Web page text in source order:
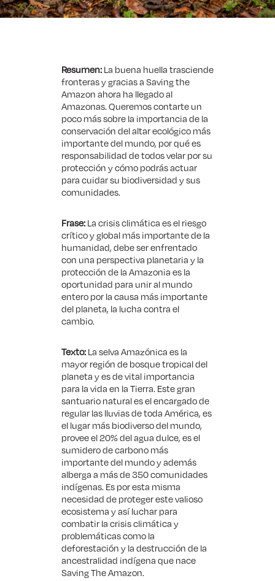
Resumen:La buena huella trasciende
fronteras y gracias a Saving the
Amazon ahora ha llegado al
Amazonas. Queremos contarte un
poco más sobre la importancia de la
conservación del altar ecológico más
importante del mundo, por qué es
responsabilidad de todos velar por su
protección y cómo podrás actuar
para cuidar su biodiversidad y sus
comunidades.
Frase:La crisis climática es el riesgo
crítico y global más importante de la
humanidad, debe ser enfrentado
con una perspectiva planetaria y la
protección de la Amazonia es la
oportunidad para unir al mundo
entero por la causa más importante
del planeta, la lucha contra el
cambio.
Texto:La selva Amazónica es la
mayor región de bosque tropical del
planeta y es de vital importancia
para la vida en la Tierra. Este gran
santuario natural es el encargado de
regular las lluvias de toda América, es
el lugar más biodiverso del mundo,
provee el 20% del agua dulce, es el
sumidero de carbono más
importante del mundo y además
alberga a más de 350 comunidades
indígenas. Es por esta misma
necesidad de proteger este valioso
ecosistema y así luchar para
combatir lacrisis climáticay
problemáticas como la
deforestacióny ladestrucción de la
ancestralidad indígenaque nace
Saving The Amazon.